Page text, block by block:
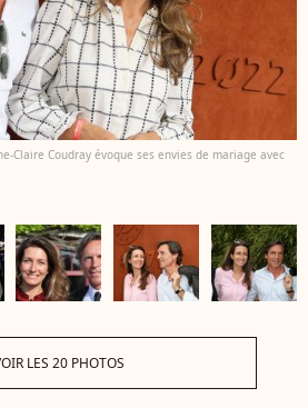
Claire Coudray évoque ses envies de mariage avec
LES 20 PHOTOS